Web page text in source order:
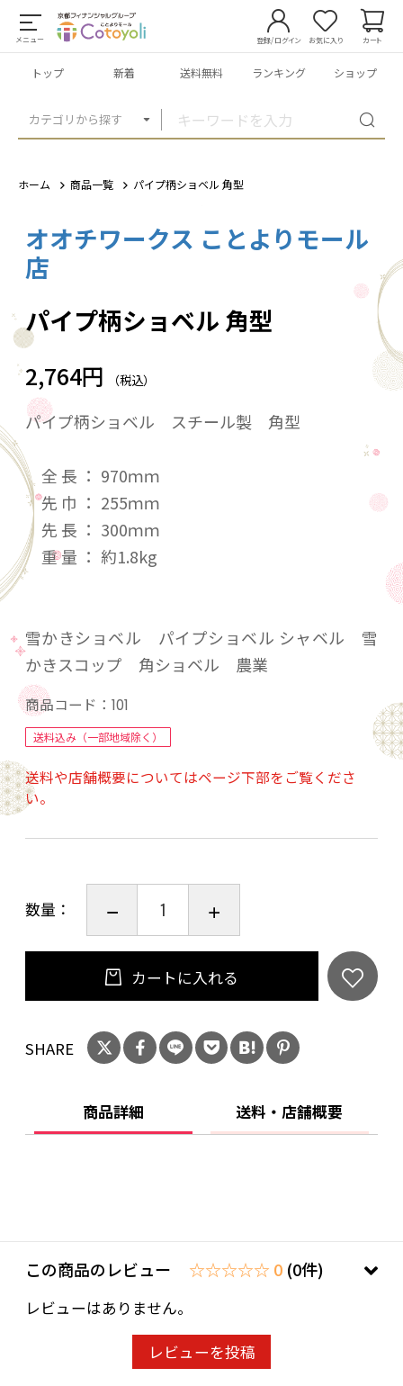
メニュー
カテゴリから探す
登録/ログイン お気に入り カート
トップ 新着 送料無料 ランキング ショップ
ホーム 商品一覧 パイプ柄ショベル 角型
1
オオチワークス ことよりモール
店
パイプ柄ショベル 角型
2,764円 （税込）
パイプ柄ショベル スチール製 角型
全 長 ： 970ｍｍ
先 巾 ： 255ｍｍ
先 長 ： 300ｍｍ
重 量 ： 約1.8kg
雪かきショベル パイプショベル シャベル 雪
かきスコップ 角ショベル 農業
商品コード： 101
送料込み（一部地域除く）
送料や店舗概要についてはページ下部をご覧くださ
い。
数量：
カートに入れる
SHARE
商品詳細 送料・店舗概要
この商品のレビュー ☆☆☆☆☆ 0 (0件)
レビューはありません。
レビューを投稿